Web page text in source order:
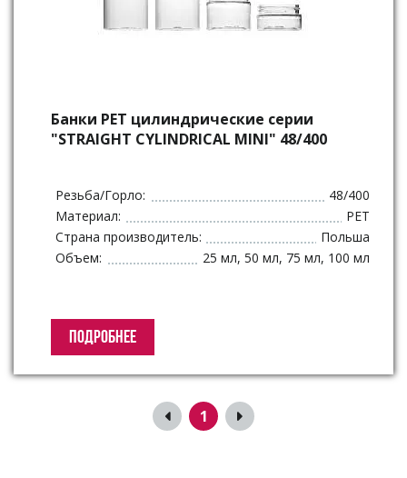
Банки РЕТ цилиндрические серии
"STRAIGHT CYLINDRICAL MINI" 48/400
Резьба/Горло:
48/400
Материал:
PET
Страна производитель:
Польша
Объем:
25 мл, 50 мл, 75 мл, 100 мл
ПОДРОБНЕЕ
1